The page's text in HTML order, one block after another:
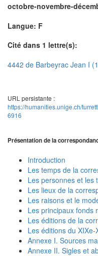
octobre-novembre-
Langue: F
Cité dans 1 lettre(s):
4442 de Barbeyrac Jean I
URL persistante :
https://humanities.unige.ch/
6916
Présentation de la
Introduction
Les temps de la
Les personnes et les
Les lieux de la
Les raisons et le
Les principaux fonds
Les éditions de la
Les éditions du XIXe-
Annexe I. Sources
Annexe II. Sigles et